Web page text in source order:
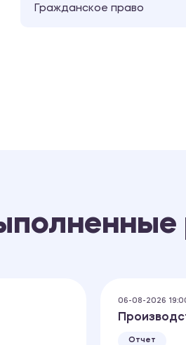
Гражданское право
06-08-2026
Отчет